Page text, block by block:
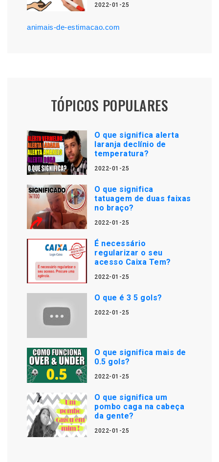
2022-01-25
animais-de-estimacao.com
TÓPICOS POPULARES
O que significa alerta
laranja declínio de
temperatura?
2022-01-25
O que significa
tatuagem de duas faixas
no braço?
2022-01-25
É necessário
regularizar o seu
acesso Caixa Tem?
2022-01-25
O que é 3 5 gols?
2022-01-25
O que significa mais de
0.5 gols?
2022-01-25
O que significa um
pombo caga na cabeça
da gente?
2022-01-25